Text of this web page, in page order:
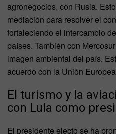
agronegocios, con Rusia.
mediación para resolver el
fortaleciendo el intercambio
países. También con
imagen ambiental del país.
acuerdo con la Unión
El turismo y la
con Lula como
El presidente electo se ha